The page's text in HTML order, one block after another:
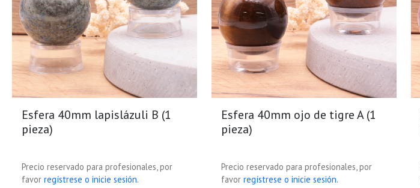
Esfera 40mm lapislázuli B (1
pieza)
Precio reservado para profesionales, por
favor regístrese o inicie sesión.
Esfera 40mm ojo de tigre A (1
pieza)
Precio reservado para profesionales, por
favor regístrese o inicie sesión.